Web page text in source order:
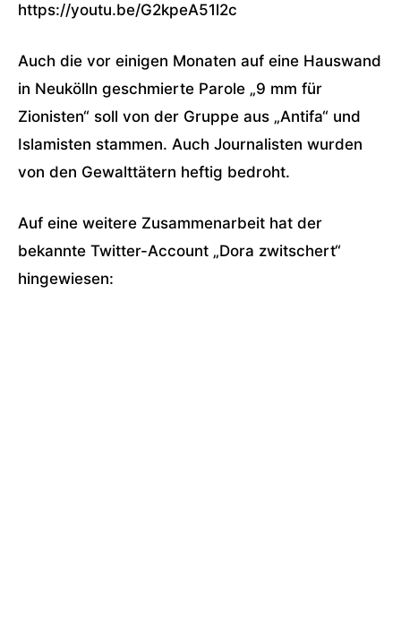
https://youtu.be/G2kpeA51l2c
Auch die vor einigen Monaten auf eine Hauswand
in Neukölln geschmierte Parole „9 mm für
Zionisten“ soll von der Gruppe aus „Antifa“ und
Islamisten stammen. Auch Journalisten wurden
von den Gewalttätern heftig bedroht.
Auf eine weitere Zusammenarbeit hat der
bekannte Twitter-Account „Dora zwitschert“
hingewiesen: